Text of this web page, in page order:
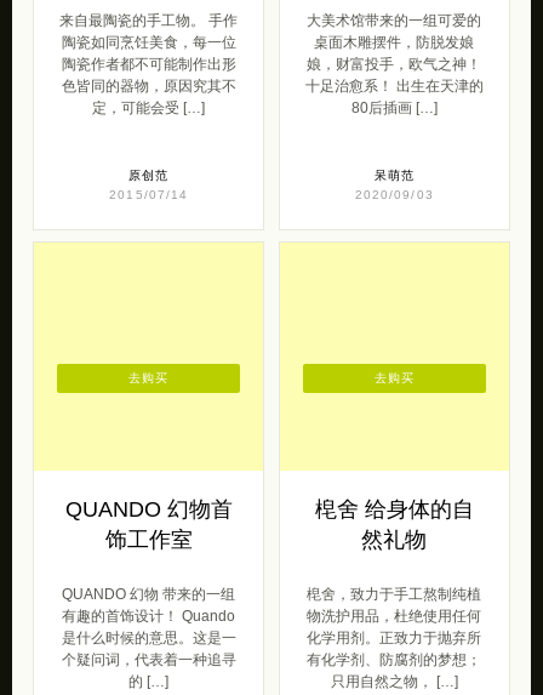
来自最陶瓷的手工物。 手作
陶瓷如同烹饪美食，每一位
陶瓷作者都不可能制作出形
色皆同的器物，原因究其不
定，可能会受 […]
原创范
2015/07/14
大美术馆带来的一组可爱的
桌面木雕摆件，防脱发娘
娘，财富投手，欧气之神！
十足治愈系！ ​​出生在天津的
80后插画 […]
呆萌范
2020/09/03
QUANDO 幻物首
饰工作室
QUANDO 幻物 带来的一组
有趣的首饰设计！ Quando
是什么时候的意思。这是一
个疑问词，代表着一种追寻
的 […]
去购买
梍舍 给身体的自
然礼物
梍舍，致力于手工熬制纯植
物洗护用品，杜绝使用任何
化学用剂。正致力于抛弃所
有化学剂、防腐剂的梦想；
只用自然之物， […]
去购买